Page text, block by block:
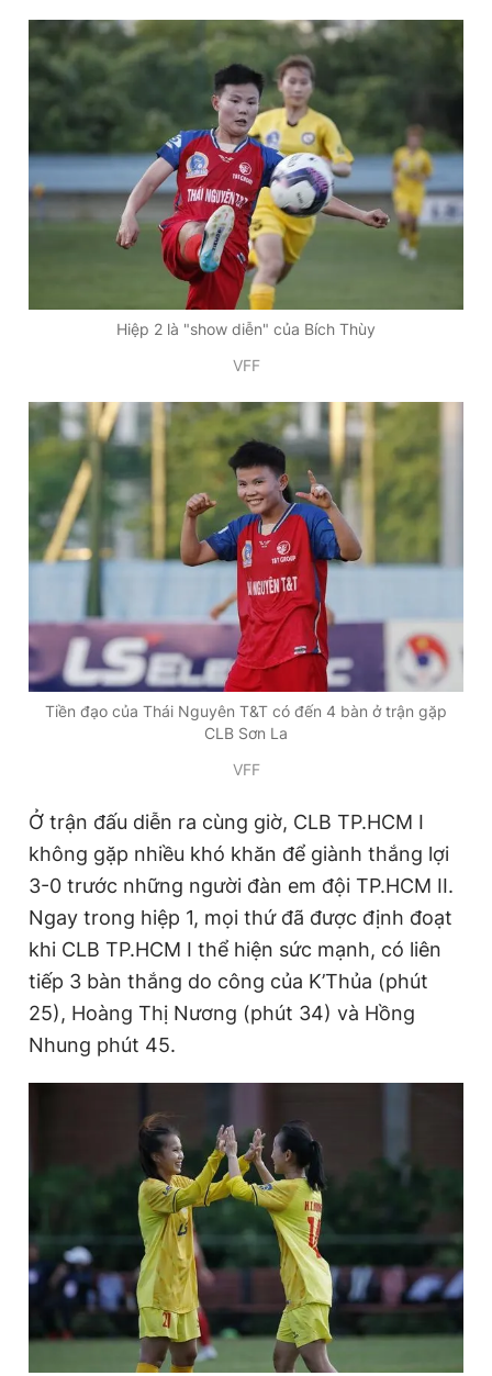
Hiệp 2 là "show diễn" của Bích Thùy
VFF
Tiền đạo của Thái Nguyên T&T có đến 4 bàn ở trận gặp
CLB Sơn La
VFF
Ở trận đấu diễn ra cùng giờ, CLB TP.HCM I
không gặp nhiều khó khăn để giành thắng lợi
3-0 trước những người đàn em đội TP.HCM II.
Ngay trong hiệp 1, mọi thứ đã được định đoạt
khi CLB TP.HCM I thể hiện sức mạnh, có liên
tiếp 3 bàn thắng do công của K’Thủa (phút
25), Hoàng Thị Nương (phút 34) và Hồng
Nhung phút 45.